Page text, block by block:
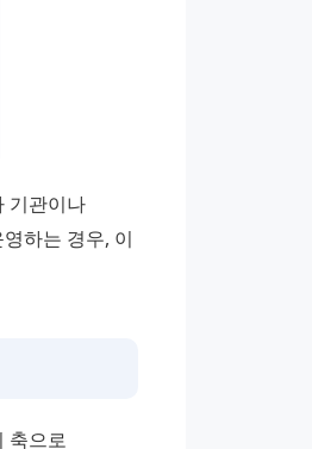
기관이나
하는 경우, 이
축으로